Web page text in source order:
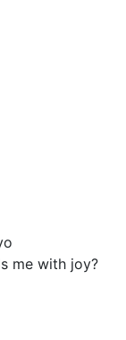
me with joy?